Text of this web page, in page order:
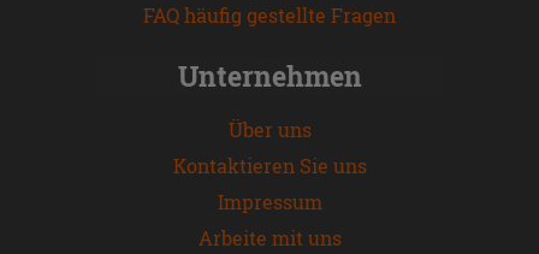
FAQ häufig gestellte Fragen
Unternehmen
Über uns
Kontaktieren Sie uns
Impressum
Arbeite mit uns